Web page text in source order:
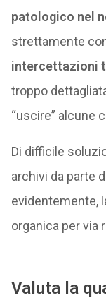
patologico nel
strettamente
intercettazioni
troppo
“uscire” alcune
Di difficile
archivi da parte
evidentemente,
organica per via
Valuta la